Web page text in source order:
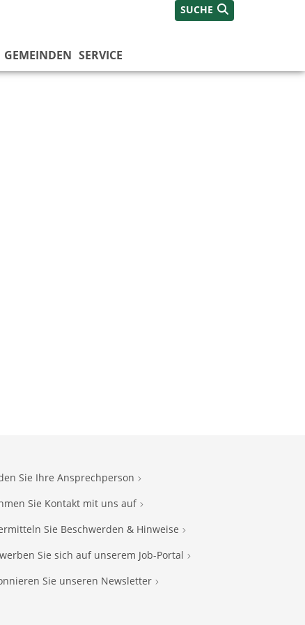
SUCHE
GEMEINDEN SERVICE
Sie Ihre Ansprechperson
Sie Kontakt mit uns auf
Sie Beschwerden & Hinweise
Sie sich auf unserem Job-Portal
Sie unseren Newsletter